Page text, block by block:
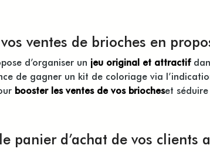
ventes de brioches en
d’organiser un jeu original et attractif
de gagner un kit de coloriage via
booster les ventes de vos briocheset
panier d’achat de vos clients